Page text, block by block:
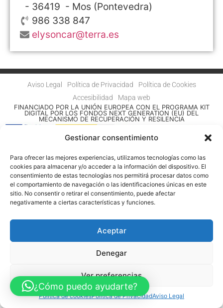
Gestionar consentimiento
Para ofrecer las mejores experiencias, utilizamos tecnologías como las
cookies para almacenar y/o acceder a la información del dispositivo. El
consentimiento de estas tecnologías nos permitirá procesar datos como
el comportamiento de navegación o las identificaciones únicas en este
sitio. No consentir o retirar el consentimiento, puede afectar
negativamente a ciertas características y funciones.
Aceptar
Denegar
Ver preferencias
Política de cookiesPolítica de PrivacidadAviso Legal
- 36419 - Mos (Pontevedra)
986 338 847
elysoncar@terra.es
Aviso Legal Política de Privacidad
Política de Cookies
Accesibilidad
Mapa web
FINANCIADO POR LA UNIÓN EUROPEA CON EL PROGRAMA KIT
DIGITAL POR LOS FONDOS NEXT GENERATION (EU) DEL
MECANISMO DE RECUPERACIÓN Y RESILENCIA
© Guia Telefónica de Empresas – Todos los derechos reservados.
¿Cómo puedo ayudarte?